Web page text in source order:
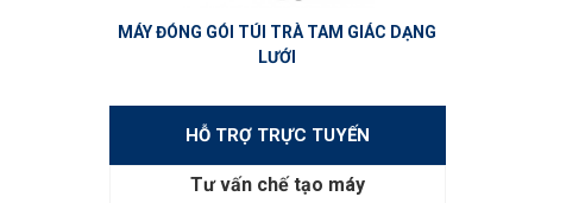
MÁY ĐÓNG GÓI TÚI TRÀ TAM GIÁC DẠNG
LƯỚI
HỖ TRỢ TRỰC TUYẾN
Tư vấn chế tạo máy